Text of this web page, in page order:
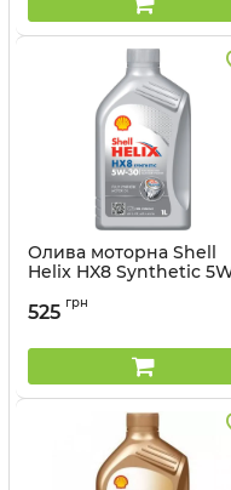
Олива моторна Shell
Helix HX8 Synthetic
Артикул:
525 грн